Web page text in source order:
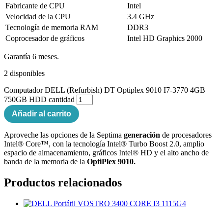
Fabricante de CPU
Intel
Velocidad de la CPU
3.4 GHz
Tecnología de memoria RAM
DDR3
Coprocesador de gráficos
Intel HD Graphics 2000
Garantía 6 meses.
2 disponibles
Computador DELL (Refurbish) DT Optiplex 9010 I7-3770 4GB
750GB HDD cantidad
Añadir al carrito
Aproveche las opciones de la Septima generación de procesadores
Intel® Core™, con la tecnología Intel® Turbo Boost 2.0, amplio
espacio de almacenamiento, gráficos Intel® HD y el alto ancho de
banda de la memoria de la OptiPlex 9010.
Productos relacionados